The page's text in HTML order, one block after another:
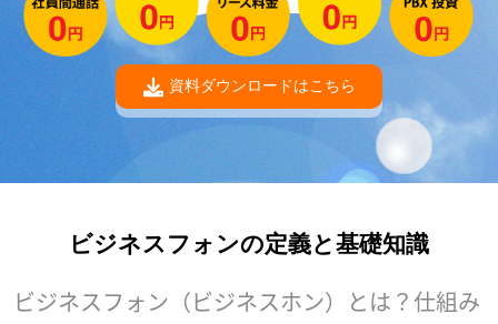
資料ダウンロードはこちら
ビジネスフォンの定義と基礎知識
ビジネスフォン（ビジネスホン）とは？仕組み